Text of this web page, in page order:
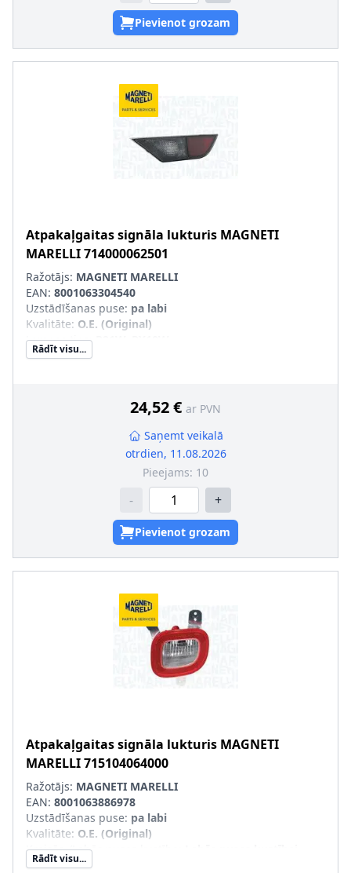
Pievienot grozam
Atpakaļgaitas signāla lukturis MAGNETI
MARELLI714000062501
Ražotājs: MAGNETI MARELLI
EAN: 8001063304540
Uzstādīšanas puse: pa labi
Kvalitāte: O.E. (Original)
Lampas tips:
Apgaismošanas ierīces funkcija
Papildus artikuls/Papildus informācija
pāra artikulu numuri: 714000062500
Rādīt visu...
24,52 € ar PVN
Saņemt veikalā
otrdien, 11.08.2026
Pieejams: 10
- +
Pievienot grozam
Atpakaļgaitas signāla lukturis MAGNETI
MARELLI715104064000
Ražotājs: MAGNETI MARELLI
EAN: 8001063886978
Uzstādīšanas puse: pa labi
Kvalitāte: O.E. (Original)
Kreisās-/Labās puses kustība
Papildus artikuls/Papildus informācija
Rādīt visu...